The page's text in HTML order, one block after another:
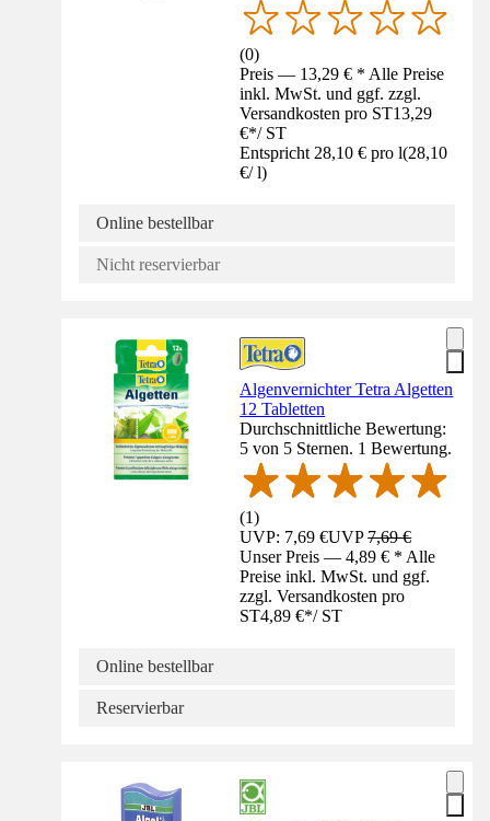
(0)
Preis — 13,29 € * Alle Preise
inkl. MwSt. und ggf. zzgl.
Versandkosten pro ST13,29
€*/ ST
Entspricht 28,10 € pro l(28,10
€/ l)
Online bestellbar
Nicht reservierbar
Algenvernichter Tetra Algetten
12 Tabletten
Durchschnittliche Bewertung:
5 von 5 Sternen. 1 Bewertung.
(1)
UVP: 7,69 €UVP7,69 €
Unser Preis — 4,89 € * Alle
Preise inkl. MwSt. und ggf.
zzgl. Versandkosten pro
ST4,89 €*/ ST
Online bestellbar
Reservierbar